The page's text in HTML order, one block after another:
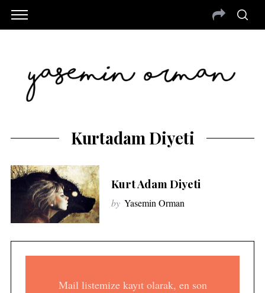
Kurtadam Diyeti
Kurt Adam Diyeti
by Yasemin Orman
Mail listemize kayıt olarak, en son